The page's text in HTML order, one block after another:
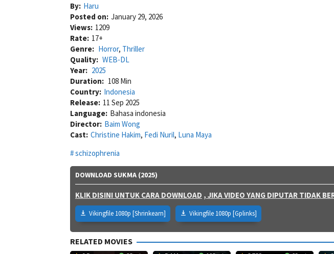
By: Haru
Posted on: January 29, 2026
Views: 1209
Rate: 17+
Genre: Horror, Thriller
Quality: WEB-DL
Year: 2025
Duration: 108 Min
Country: Indonesia
Release: 11 Sep 2025
Language: Bahasa indonesia
Director: Baim Wong
Cast: Christine Hakim, Fedi Nuril, Luna Maya
schizophrenia
DOWNLOAD SUKMA (2025)
KLIK DISINI UNTUK CARA DOWNLOAD , JIKA VIDEO YANG DIPUTAR TIDAK
Vikingfile 1080p [Shrinkearn] Vikingfile 1080p [Gplinks]
RELATED MOVIES